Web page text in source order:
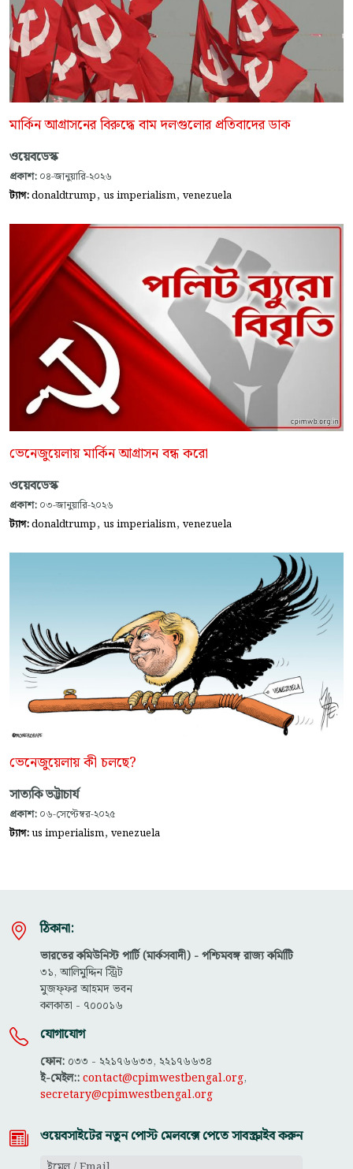
মার্কিন আগ্রাসনের বিরুদ্ধে বাম দলগুলোর প্রতিবাদের ডাক
ওয়েবডেস্ক
প্রকাশ: ০৪-জানুয়ারি-২০২৬
ট্যাগ:donaldtrump, us imperialism, venezuela
ভেনেজুয়েলায় মার্কিন আগ্রাসন বন্ধ করো
ওয়েবডেস্ক
প্রকাশ: ০৩-জানুয়ারি-২০২৬
ট্যাগ:donaldtrump, us imperialism, venezuela
ভেনেজুয়েলায় কী চলছে?
সাত্যকি ভট্টাচার্য
প্রকাশ: ০৬-সেপ্টেম্বর-২০২৫
ট্যাগ:us imperialism, venezuela
ঠিকানা:
ভারতের কমিউনিস্ট পার্টি (মার্কসবাদী) - পশ্চিমবঙ্গ রাজ্য কমিটিি
৩১, আলিমুদ্দিন স্ট্রিট
মুজফ্ফ‌র আহমদ ভবন
কলকাতা - ৭০০০১৬
যোগাযোগ
ফোন: ০৩৩ - ২২১৭৬৬৩৩, ২২১৭৬৬৩৪
ই-মেইল::contact@cpimwestbengal.org,
secretary@cpimwestbengal.org
ওয়েবসাইটের নতুন পোস্ট মেলবক্সে পেতে সাবস্ক্রাইব করুন